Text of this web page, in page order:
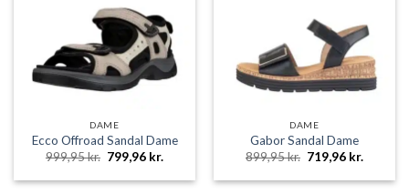
DAME
Ecco Offroad Sandal Dame
999,95kr. Den
oprindelige
pris
799,96 kr.Den
pris
DAME
Gabor Sandal Dame
899,95kr. Den
oprindelige
pris
719,96 kr.Den
pris